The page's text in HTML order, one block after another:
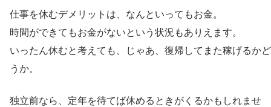
仕事を休むデメリットは、なんといってもお金。
時間ができてもお金がないという状況もありえます。
いったん休むと考えても、じゃあ、復帰してまた稼げるかど
うか。
独立前なら、定年を待てば休めるときがくるかもしれませ